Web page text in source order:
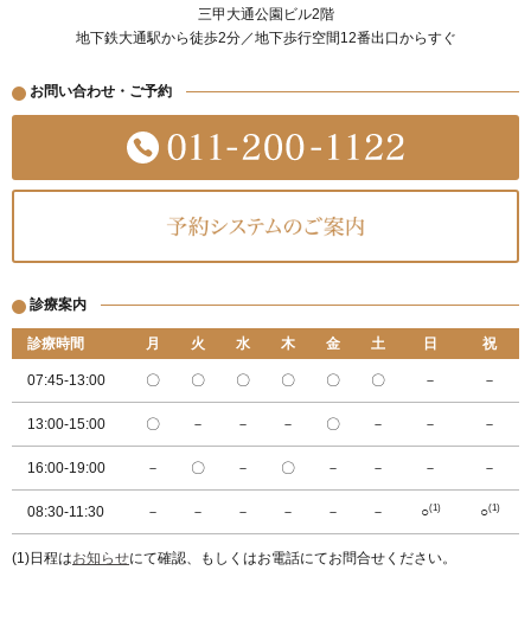
三甲大通公園ビル2階
地下鉄大通駅から徒歩2分／地下歩行空間12番出口からすぐ
お問い合わせ・ご予約
診療案内
診療時間 月 火 水 木 金 土 日 祝
07:45-13:00 〇 〇 〇 〇 〇 〇 － －
13:00-15:00 〇 － － － 〇 － － －
16:00-19:00 － 〇 － 〇 － － － －
08:30-11:30 － － － － － － ○(1) ○(1)
(1)日程はお知らせにて確認、もしくはお電話にてお問合せください。